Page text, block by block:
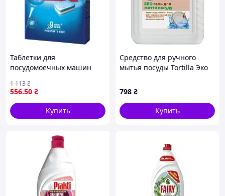
Таблетки для
посудомоечных машин
4820207100046 picnic
556.50 ₴
1 113₴
Купить
Средство для ручного
мытья посуды Tortilla Эко
798 ₴
Купить